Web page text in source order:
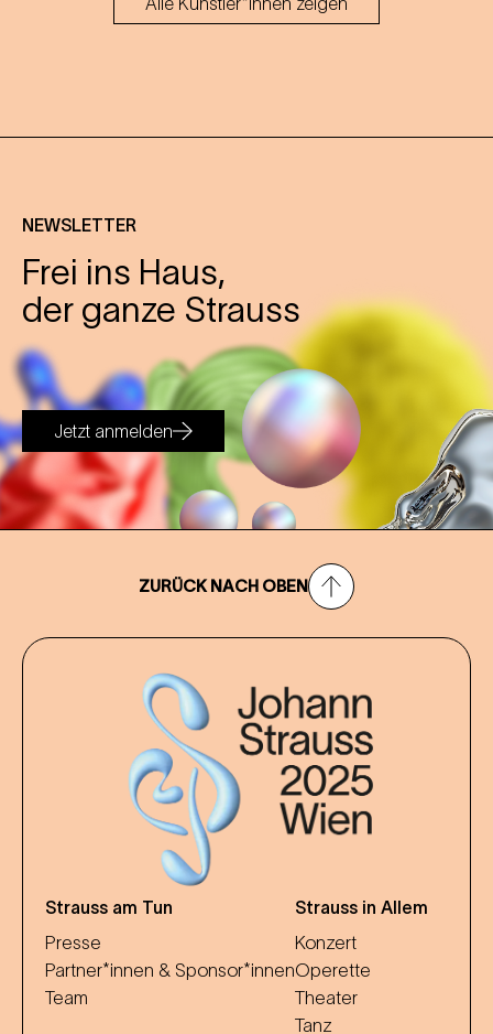
NEWSLETTER
Frei ins Haus,
der ganze Strauss
Jetzt anmelden
ZURÜCK NACH OBEN
Strauss am Tun
Presse
Partner*innen & Sponsor*innen
Team
Strauss in Allem
Konzert
Operette
Theater
Tanz